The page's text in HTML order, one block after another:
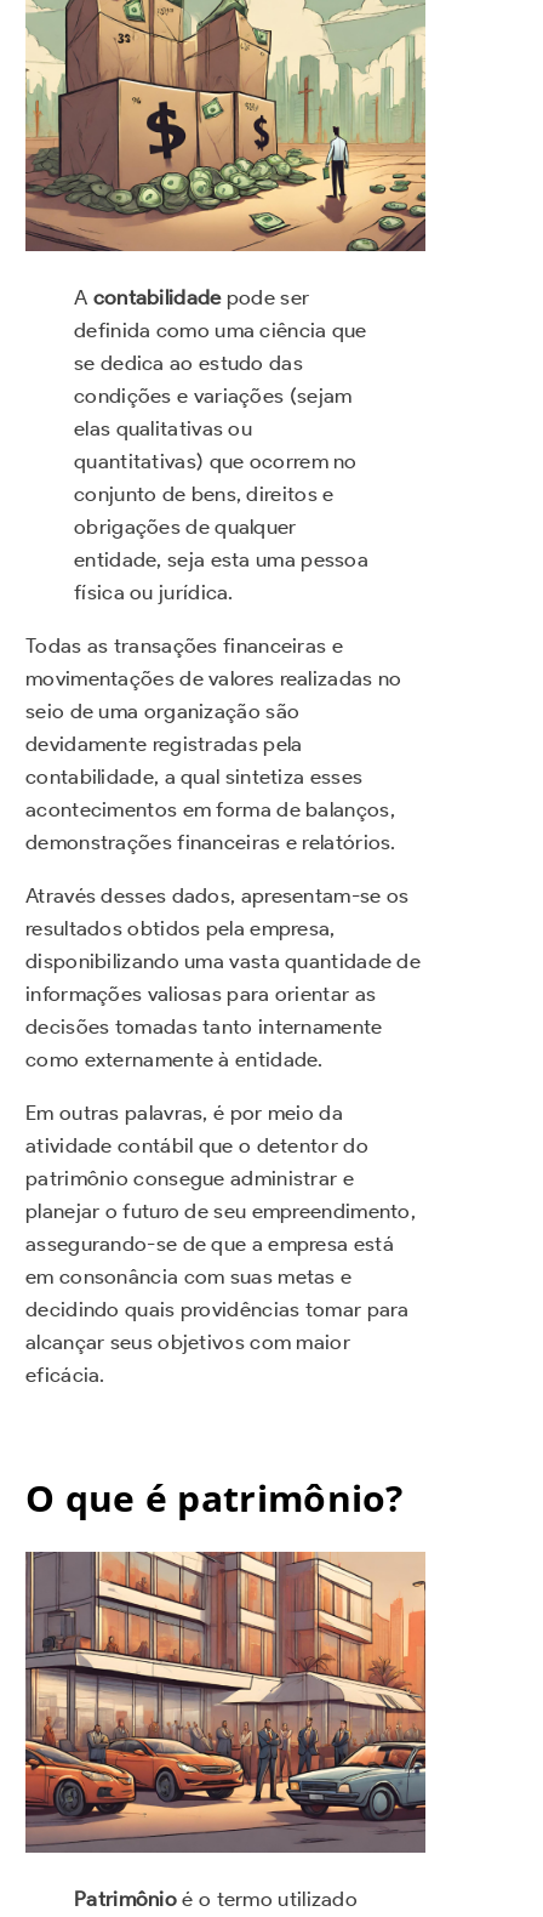
A contabilidadepode ser
definida como uma ciência que
se dedica ao estudo das
condições e variações (sejam
elas qualitativas ou
quantitativas) que ocorrem no
conjunto de bens, direitos e
obrigações de qualquer
entidade, seja esta uma pessoa
física ou jurídica.
Todas as transações financeiras e
movimentações de valores realizadas no
seio de uma organização são
devidamente registradas pela
contabilidade, a qual sintetiza esses
acontecimentos em forma de balanços,
demonstrações financeiras e relatórios.
Através desses dados, apresentam-se os
resultados obtidos pela empresa,
disponibilizando uma vasta quantidade de
informações valiosas para orientar as
decisões tomadas tanto internamente
como externamente à entidade.
Em outras palavras, é por meio da
atividade contábil que o detentor do
patrimônio consegue administrar e
planejar o futuro de seu empreendimento,
assegurando-se de que a empresa está
em consonância com suas metas e
decidindo quais providências tomar para
alcançar seus objetivos com maior
eficácia.
O que é patrimônio?
Patrimônio é o termo utilizado